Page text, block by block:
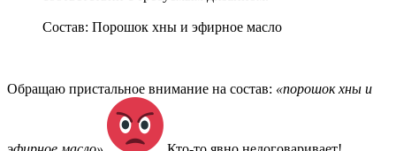
Состав: Порошок хны и эфирное масло
Обращаю пристальное внимание на состав: «порошок хны и